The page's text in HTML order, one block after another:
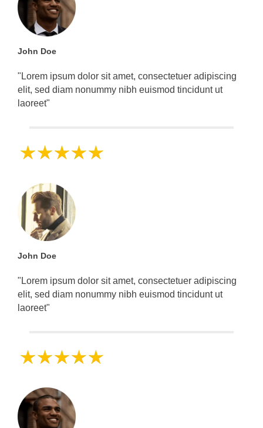
John Doe
"Lorem ipsum dolor sit amet, consectetuer adipiscing
elit, sed diam nonummy nibh euismod tincidunt ut
laoreet"
John Doe
"Lorem ipsum dolor sit amet, consectetuer adipiscing
elit, sed diam nonummy nibh euismod tincidunt ut
laoreet"